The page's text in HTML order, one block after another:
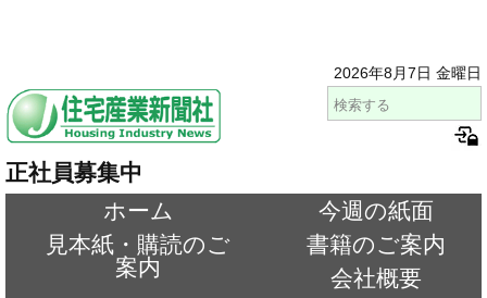
2026年8月7日 金曜日
正社員募集中
ホーム
今週の紙面
見本紙・購読のご
案内
書籍のご案内
会社概要